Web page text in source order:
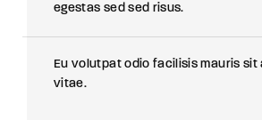
egestas sed sed risus.
Eu volutpat odio facilisis mauris sit
vitae.